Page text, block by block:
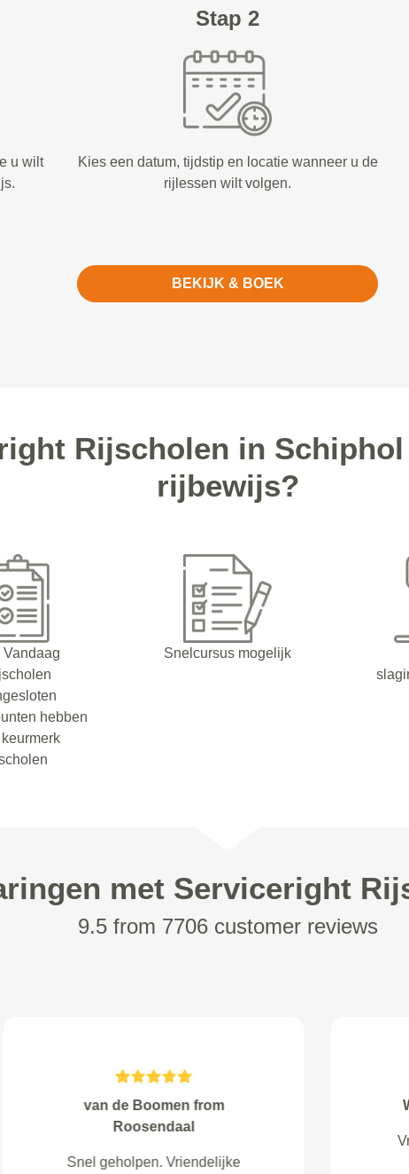
u wilt
Stap 2
Kies een datum, tijdstip en locatie wanneer u de
rijlessen wilt volgen.
BEKIJK & BOEK
Rijscholen in
rijbewijs?
hebben
Snelcursus mogelijk
met Serviceright
9.5 from 7706 customer reviews
H van Gerven from Rhoon
behandeling.